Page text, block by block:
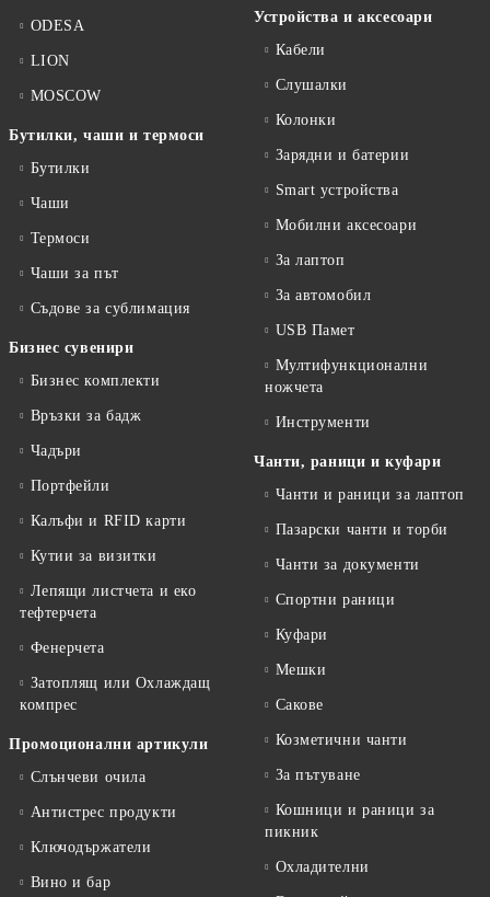
ODESA
LION
MOSCOW
Бутилки, чаши и термоси
Бутилки
Чаши
Термоси
Чаши за път
Съдове за сублимация
Бизнес сувенири
Бизнес комплекти
Връзки за бадж
Чадъри
Портфейли
Калъфи и RFID карти
Кутии за визитки
Лепящи листчета и еко
тефтeрчета
Фенерчета
Затоплящ или Охлаждащ
компрес
Промоционални артикули
Слънчеви очила
Антистрес продукти
Ключодържатели
Вино и бар
Устройства и аксесоари
Кабели
Слушалки
Колонки
Зарядни и батерии
Smart устройства
Мобилни аксесоари
За лаптоп
За автомобил
USB Памет
Мултифункционални
ножчета
Инструменти
Чанти, раници и куфари
Чанти и раници за лаптоп
Пазарски чанти и торби
Чанти за документи
Спортни раници
Куфари
Мешки
Сакове
Козметични чанти
За пътуване
Кошници и раници за
пикник
Охладителни